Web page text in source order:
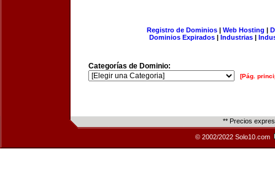
Registro de Dominios| Web Hosting |
Dominios Expirados | Industrias |
Categorías de Dominio:
[Pág.
** Precios
© 2002/2022 Solo10.com